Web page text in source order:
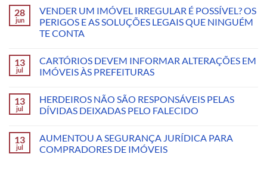
28
jun
VENDER UM IMÓVEL IRREGULAR É POSSÍVEL? OS
PERIGOS E AS SOLUÇÕES LEGAIS QUE NINGUÉM
TE CONTA
13
jul
CARTÓRIOS DEVEM INFORMAR ALTERAÇÕES EM
IMÓVEIS ÀS PREFEITURAS
13
jul
HERDEIROS NÃO SÃO RESPONSÁVEIS PELAS
DÍVIDAS DEIXADAS PELO FALECIDO
13
jul
AUMENTOU A SEGURANÇA JURÍDICA PARA
COMPRADORES DE IMÓVEIS